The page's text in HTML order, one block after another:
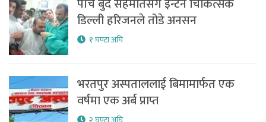
पाँच बुँदे सहमतिसँगै इन्टर्न चिकित्सक
डिल्ली हरिजनले तोडे अनसन
१ घण्टा अघि
भरतपुर अस्पताललाई बिमामार्फत एक
वर्षमा एक अर्ब प्राप्त